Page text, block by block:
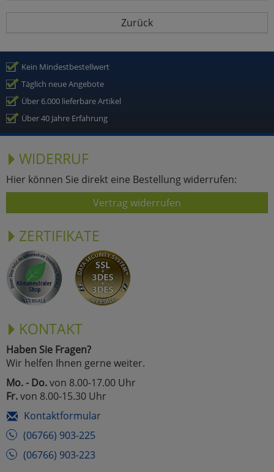
Zurück
Kein Mindestbestellwert
Täglich neue Angebote
Über 6.000 lieferbare Artikel
Über 40 Jahre Erfahrung
WIDERRUF
Hier können Sie direkt eine Bestellung widerrufen:
Vertrag widerrufen
ZERTIFIKATE
KONTAKT
Haben Sie Fragen?
Wir helfen Ihnen gerne weiter.
Mo. - Do.von 8.00-17.00 Uhr
Fr.von 8.00-15.30 Uhr
Kontaktformular
(06766) 903-225
(06766) 903-223